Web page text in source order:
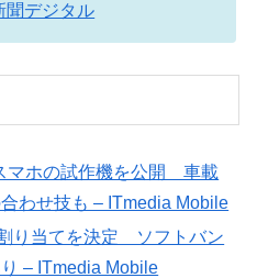
聞デジタル
マホの試作機を公開 車載
わせ技も – ITmedia Mobile
り当てを決定 ソフトバン
– ITmedia Mobile